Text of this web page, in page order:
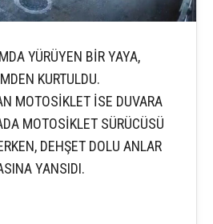
YÜRÜYEN BİR YAYA,
KURTULDU.
MOTOSİKLET İSE DUVARA
MOTOSİKLET SÜRÜCÜSÜ
DEHŞET DOLU ANLAR
YANSIDI.